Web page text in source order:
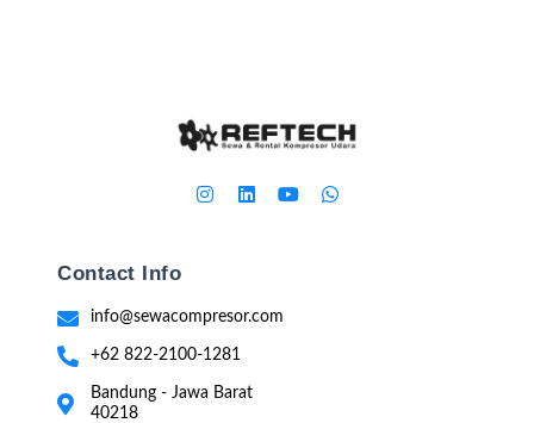
Contact Info
info@sewacompresor.com
+62 822-2100-1281
Bandung - Jawa Barat
40218